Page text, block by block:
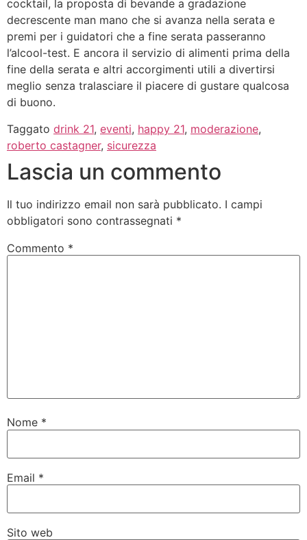
cocktail, la proposta di bevande a gradazione
decrescente man mano che si avanza nella serata e
premi per i guidatori che a fine serata passeranno
l’alcool-test. E ancora il servizio di alimenti prima della
fine della serata e altri accorgimenti utili a divertirsi
meglio senza tralasciare il piacere di gustare qualcosa
di buono.
Taggato drink 21, eventi, happy 21, moderazione,
roberto castagner, sicurezza
Lascia un commento
Il tuo indirizzo email non sarà pubblicato. I campi
obbligatori sono contrassegnati *
Commento *
Nome *
Email *
Sito web